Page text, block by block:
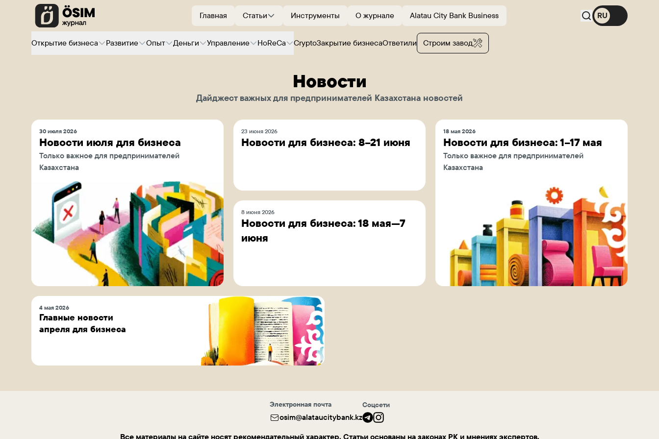
Главная Статьи Инструменты О журнале Alatau City Bank Business RU
Открытие бизнеса Развитие Опыт Деньги Управление HoReCa CryptoЗакрытие бизнесаОтветили Строим завод
Новости
Дайджест важных для предпринимателей Казахстана новостей
30 июля 2026
Новости июля для бизнеса
Только важное для предпринимателей
Казахстана
23 июня 2026
Новости для бизнеса: 8–21 июня
8 июня 2026
Новости для бизнеса: 18 мая—7
июня
18 мая 2026
Новости для бизнеса: 1–17 мая
Только важное для предпринимателей
Казахстана
4 мая 2026
Главные новости
апреля для бизнеса
Соцсети
Электронная почта
osim@alataucitybank.kz
Все материалы на сайте носят рекомендательный характер. Статьи основаны на законах РК и мнениях экспертов.